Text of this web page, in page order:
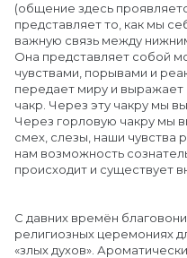
(общение здесь
представляет то, как мы
важную связь между
Она представляет собой
чувствами, порывами и
передает миру и
чакр. Через эту чакру мы
Через горловую чакру мы
смех, слезы, наши чувства
нам возможность
происходит и существует
С давних времён
религиозных церемониях
«злых духов».